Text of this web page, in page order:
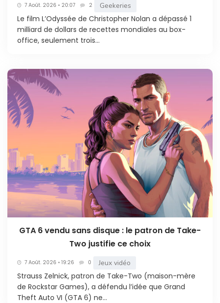
7 Août. 2026 • 20:07 2 Geekeries
Le film L’Odyssée de Christopher Nolan a dépassé 1
milliard de dollars de recettes mondiales au box-
office, seulement trois...
GTA 6 vendu sans disque : le patron de Take-
Two justifie ce choix
7 Août. 2026 • 19:26 0 Jeux vidéo
Strauss Zelnick, patron de Take-Two (maison-mère
de Rockstar Games), a défendu l’idée que Grand
Theft Auto VI (GTA 6) ne...